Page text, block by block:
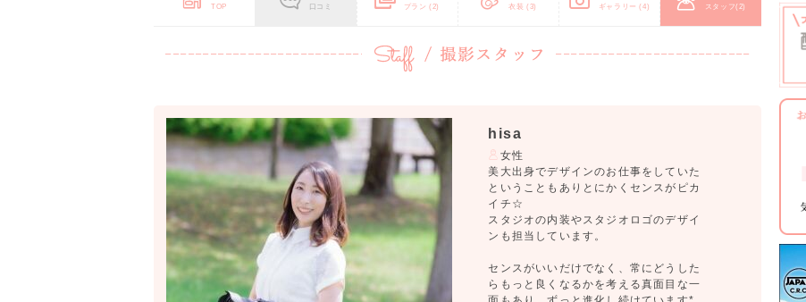
TOP 口コミ プラン(2) 衣装(3) ギャラリー(4) スタッフ(2)
hisa
女性
美大出身でデザインのお仕事をしていた
ということもありとにかくセンスがピカ
イチ☆
スタジオの内装やスタジオロゴのデザイ
ンも担当しています。
センスがいいだけでなく、常にどうした
らもっと良くなるかを考える真面目な一